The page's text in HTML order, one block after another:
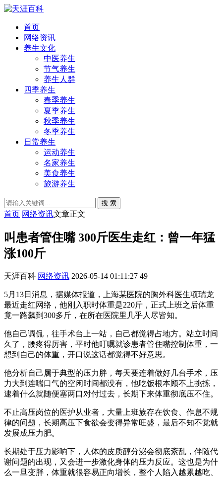
首页
网络资讯
养生文化
中医养生
节气养生
养生人群
四季养生
春季养生
夏季养生
秋季养生
冬季养生
日常养生
运动养生
名家养生
美食养生
旅游养生
搜 索
首页 网络资讯文章正文
叫患者管住嘴 300斤医生走红：曾一年猛
涨100斤
天涯百科 网络资讯 2026-05-14 01:11:27 49
5月13日消息，据媒体报道，上海某医院的胸外科医生项瑞龙
最近走红网络，他刚入职时体重是220斤，正式上班之后体重
竟一路飙到300多斤，在所在医院里几乎人尽皆知。
他自己调侃，往手术台上一站，自己都觉得占地方。站立时间
久了，腰疼得厉害，平时他叮嘱就诊患者管住嘴控制体重，一
想到自己的体重，开口说这话都觉得不好意思。
他分析自己属于典型的压力胖，每天要连着做好几台手术，压
力大到连喘口气的空闲时间都没有，他吃饭根本顾不上挑拣，
逮着什么就随便塞两口对付过去，长期下来体重彻底压不住。
不止高压岗位的医护从业者，大量上班族存在饮食、作息不规
律的问题，长期高压下食欲会变得异常旺盛，最后不知不觉就
发展成压力肥。
长期处于压力影响下，人体的皮质醇分泌会彻底紊乱，伴随代
谢问题的出现，又会进一步激化身体的压力反应。这也是为什
么一旦变胖，体重就很容易正向增长，整个人陷入越累越吃、